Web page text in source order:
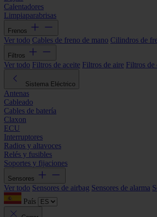
Calentadores
Limpiaparabrisas
Frenos
Ver todo Cables de freno de mano Cilindros de
Filtros
Ver todo Filtros de aceite Filtros de aire Filtros de
Sistema Eléctrico
Antenas
Cableado
Cables de batería
Claxon
ECU
Interruptores
Radios y altavoces
Relés y fusibles
Soportes y fijaciones
Sensores
Ver todo Sensores de airbag Sensores de alarma
País